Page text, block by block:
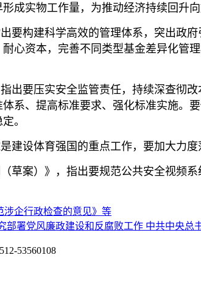
成实物工作量，为推动经济持续回升向
要构建科学高效的管理体系，突出政
心资本，完善不同类型基金差异化管
出要压实安全监管责任，持续深查彻
系、提高标准要求、强化标准实施。
。
建设体育强国的重点工作，要加大力
草案）》，指出要规范公共安全视频
涉企行政检查的意见》等
部署党风廉政建设和反腐败工作 中共中央总
53560108